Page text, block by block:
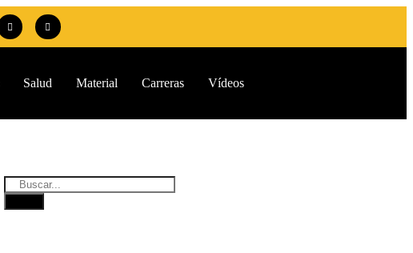
Salud Material Carreras Vídeos